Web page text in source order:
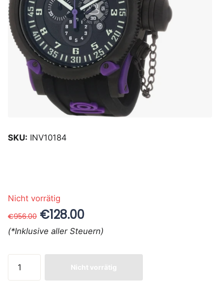
SKU: INV10184
Nicht vorrätig
€956.00 €128.00
(*Inklusive aller Steuern)
Nicht vorrätig